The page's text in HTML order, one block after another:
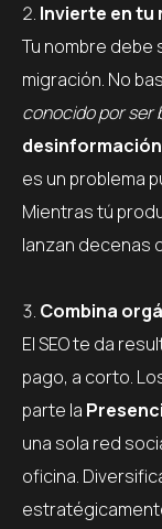
Invierte en tu
Tu nombre debe
migración. No
conocido por ser
es un problema
Mientras tú
lanzan decenas
Combina
El SEO te da
pago, a corto.
parte la
una sola red
oficina.